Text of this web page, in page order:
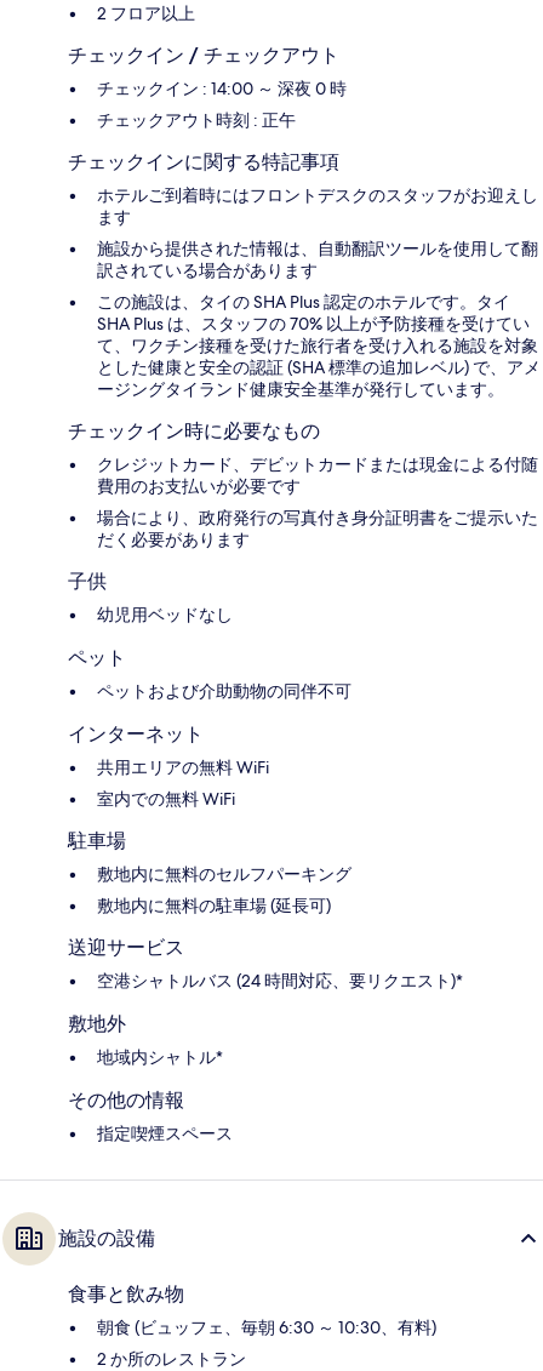
2 フロア以上
チェックイン / チェックアウト
チェックイン : 14:00 ～ 深夜 0 時
チェックアウト時刻 : 正午
チェックインに関する特記事項
ホテルご到着時にはフロントデスクのスタッフがお迎えし
ます
施設から提供された情報は、自動翻訳ツールを使用して翻
訳されている場合があります
この施設は、タイの SHA Plus 認定のホテルです。タイ
SHA Plus は、スタッフの 70% 以上が予防接種を受けてい
て、ワクチン接種を受けた旅行者を受け入れる施設を対象
とした健康と安全の認証 (SHA 標準の追加レベル) で、アメ
ージングタイランド健康安全基準が発行しています。
チェックイン時に必要なもの
クレジットカード、デビットカードまたは現金による付随
費用のお支払いが必要です
場合により、政府発行の写真付き身分証明書をご提示いた
だく必要があります
子供
幼児用ベッドなし
ペット
ペットおよび介助動物の同伴不可
インターネット
共用エリアの無料 WiFi
室内での無料 WiFi
駐車場
敷地内に無料のセルフパーキング
敷地内に無料の駐車場 (延長可)
送迎サービス
空港シャトルバス (24 時間対応、要リクエスト)*
敷地外
地域内シャトル*
その他の情報
指定喫煙スペース
施設の設備
食事と飲み物
朝食 (ビュッフェ、毎朝 6:30 ～ 10:30、有料)
2 か所のレストラン